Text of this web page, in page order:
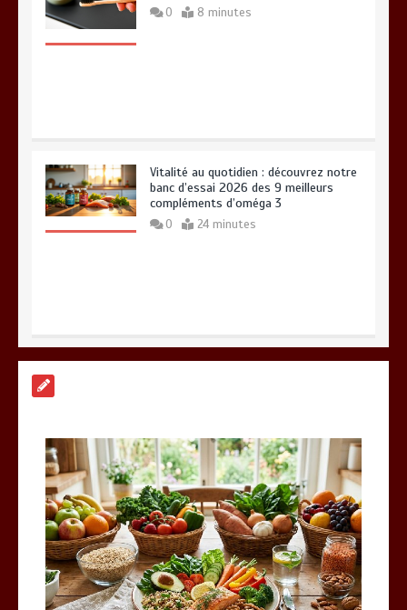
0 8 minutes
Vitalité au quotidien : découvrez notre
banc d’essai 2026 des 9 meilleurs
compléments d’oméga 3
0 24 minutes
Alimentation équilibrée : ses bienfaits
pour une santé durable
0 10 minutes